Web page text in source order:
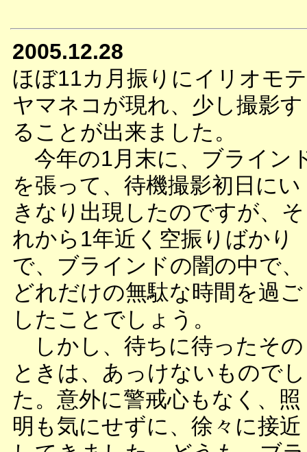
2005.12.28
ほぼ11カ月振りにイリオモテ
ヤマネコが現れ、少し撮影す
ることが出来ました。
今年の1月末に、ブライン
を張って、待機撮影初日にい
きなり出現したのですが、そ
れから1年近く空振りばかり
で、ブラインドの闇の中で、
どれだけの無駄な時間を過ご
したことでしょう。
しかし、待ちに待ったその
ときは、あっけないものでし
た。意外に警戒心もなく、照
明も気にせずに、徐々に接近